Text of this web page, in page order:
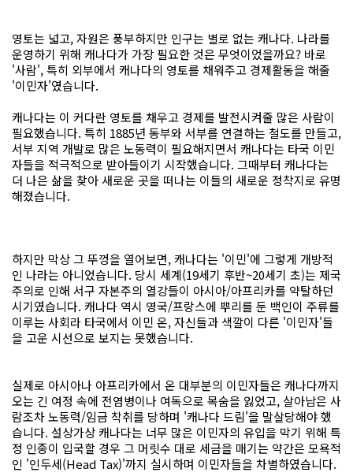
영토는 넓고, 자원은 풍부하지만 인구는 별로 없는 캐나다. 나라를
운영하기 위해 캐나다가 가장 필요한 것은 무엇이었을까요? 바로
'사람', 특히 외부에서 캐나다의 영토를 채워주고 경제활동을 해줄
'이민자'였습니다.
캐나다는 이 커다란 영토를 채우고 경제를 발전시켜줄 많은 사람이
필요했습니다. 특히 1885년 동부와 서부를 연결하는 철도를 만들고,
서부 지역 개발로 많은 노동력이 필요해지면서 캐나다는 타국 이민
자들을 적극적으로 받아들이기 시작했습니다. 그때부터 캐나다는
더 나은 삶을 찾아 새로운 곳을 떠나는 이들의 새로운 정착지로 유명
해졌습니다.
하지만 막상 그 뚜껑을 열어보면, 캐나다는 '이민'에 그렇게 개방적
인 나라는 아니었습니다. 당시 세계(19세기 후반~20세기 초)는 제국
주의로 인해 서구 자본주의 열강들이 아시아/아프리카를 약탈하던
시기였습니다. 캐나다 역시 영국/프랑스에 뿌리를 둔 백인이 주류를
이루는 사회라 타국에서 이민 온, 자신들과 색깔이 다른 '이민자'들
을 고운 시선으로 보지는 못했습니다.
실제로 아시아나 아프리카에서 온 대부분의 이민자들은 캐나다까지
오는 긴 여정 속에 전염병이나 여독으로 목숨을 잃었고, 살아남은 사
람조차 노동력/임금 착취를 당하며 '캐나다 드림'을 말살당해야 했
습니다. 설상가상 캐나다는 너무 많은 이민자의 유입을 막기 위해 특
정 인종이 입국할 경우 그 머릿수 대로 세금을 매기는 약간은 모욕적
인 '인두세(Head Tax)'까지 실시하며 이민자들을 차별하였습니다.